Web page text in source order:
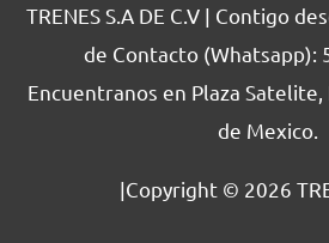
TRENES S.A DE C.V | Contigo
de Contacto (Whatsapp):
Encuentranos en Plaza Satelite,
de Mexico.
|Copyright © 2026